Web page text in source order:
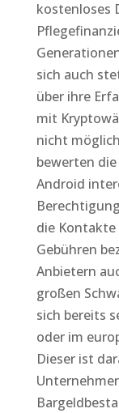
kostenloses
sich auch
über ihre
mit
nicht
bewerten
Android
die
Gebühren
Anbietern
großen
sich bereits
oder im
Dieser ist